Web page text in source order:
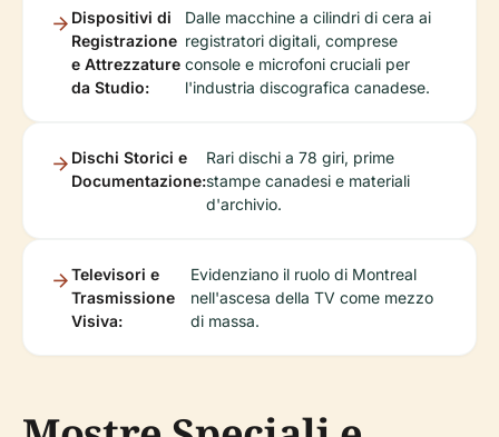
Dispositivi di
Registrazione
e Attrezzature
da Studio:
Dalle macchine a cilindri di cera ai
registratori digitali, comprese
console e microfoni cruciali per
l'industria discografica canadese.
Dischi Storici e
Documentazione:
Rari dischi a 78 giri, prime
stampe canadesi e materiali
d'archivio.
Televisori e
Trasmissione
Visiva:
Evidenziano il ruolo di Montreal
nell'ascesa della TV come mezzo
di massa.